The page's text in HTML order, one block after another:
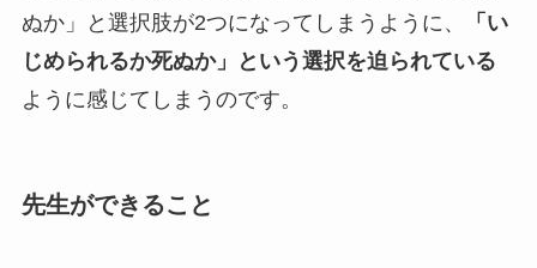
ぬか」と選択肢が2つになってしまうように、
「い
じめられるか死ぬか」という選択を迫られている
ように感じてしまうのです。
先生ができること